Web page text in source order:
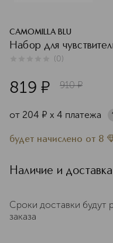
CAMOMILLA BLU
Набор для
(0)
819 ¤ 910 ¤
от 204 ¤ х 4 платежа
будет начислено от 8
Наличие и доставка
Сроки доставки будут
заказа